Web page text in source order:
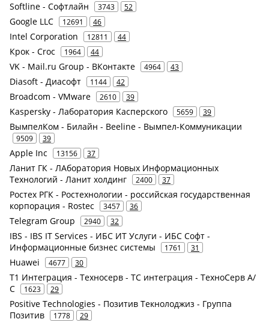
Softline - Софтлайн 3743 52
Google LLC 12691 46
Intel Corporation 12811 44
Крок - Croc 1964 44
VK - Mail.ru Group - ВКонтакте 4964 43
Diasoft - Диасофт 1144 42
Broadcom - VMware 2610 39
Kaspersky - Лаборатория Касперского 5659 39
ВымпелКом - Билайн - Beeline - Вымпел-Коммуникации
9509 39
Apple Inc 13156 37
Ланит ГК - ЛАборатория Новых Информационных
Технологий - Ланит холдинг
2400 37
Ростех РГК - Ростехнологии - российская государственная
корпорация - Rostec
3457 36
Telegram Group 2940 32
IBS - IBS IT Services - ИБС ИТ Услуги - ИБС Софт -
Информационные бизнес системы
1761 31
Huawei 4677 30
Т1 Интеграция - Техносерв - ТС интеграция - ТехноСерв А/
С
1623 29
Positive Technologies - Позитив Текнолоджиз - Группа
Позитив
1778 29